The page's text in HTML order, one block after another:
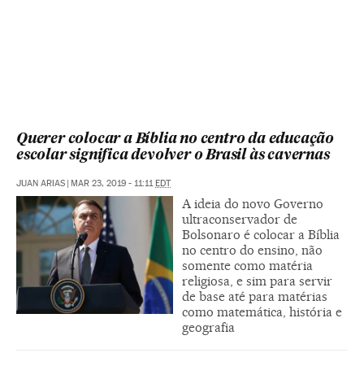
Querer colocar a Bíblia no centro da educação
escolar significa devolver o Brasil às cavernas
JUAN ARIAS | MAR 23, 2019 - 11:11EDT
A ideia do novo Governo
ultraconservador de
Bolsonaro é colocar a Bíblia
no centro do ensino, não
somente como matéria
religiosa, e sim para servir
de base até para matérias
como matemática, história e
geografia